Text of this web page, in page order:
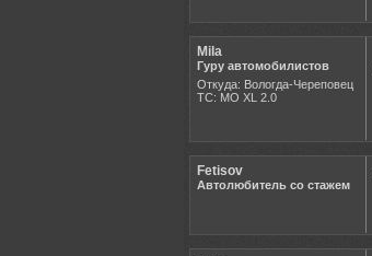
Mila
Гуру автомобилистов
Откуда: Вологда-Череповец
ТС: MO XL 2.0
Fetisov
Автолюбитель со стажем